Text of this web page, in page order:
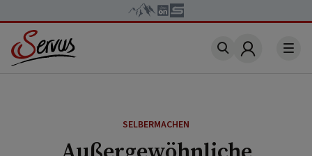
Account
SELBERMACHEN